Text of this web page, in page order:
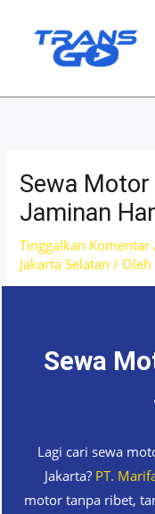
Sewa
Jaminan
Tinggalkan Komentar
Jakarta Selatan / Oleh
Sewa
Lagi cari sewa
Jakarta? PT.
motor tanpa ribet,